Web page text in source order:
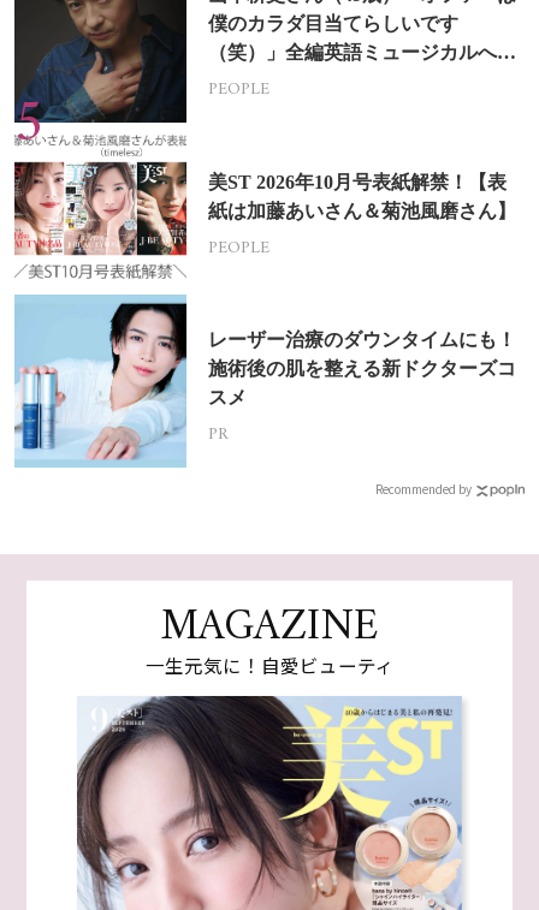
僕のカラダ目当てらしいです
（笑）」全編英語ミュージカルへの
挑戦
PEOPLE
美ST 2026年10月号表紙解禁！【表
紙は加藤あいさん＆菊池風磨さん】
PEOPLE
レーザー治療のダウンタイムにも！
施術後の肌を整える新ドクターズコ
スメ
PR
Recommended by
MAGAZINE
一生元気に！自愛ビューティ